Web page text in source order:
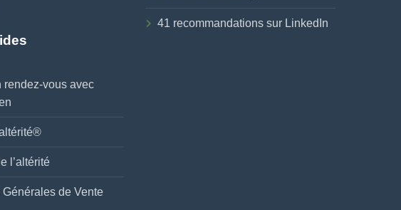
rendez-vous avec
l’altérité
de Vente
41 recommandations sur LinkedIn